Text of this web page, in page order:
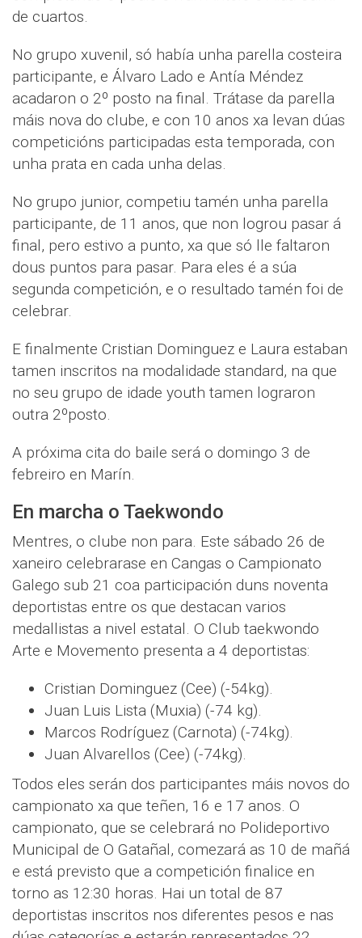
de cuartos.
No grupo xuvenil, só había unha parella costeira
participante, e Álvaro Lado e Antía Méndez
acadaron o 2º posto na final. Trátase da parella
máis nova do clube, e con 10 anos xa levan dúas
competicións participadas esta temporada, con
unha prata en cada unha delas.
No grupo junior, competiu tamén unha parella
participante, de 11 anos, que non logrou pasar á
final, pero estivo a punto, xa que só lle faltaron
dous puntos para pasar. Para eles é a súa
segunda competición, e o resultado tamén foi de
celebrar.
E finalmente Cristian Dominguez e Laura estaban
tamen inscritos na modalidade standard, na que
no seu grupo de idade youth tamen lograron
outra 2ºposto.
A próxima cita do baile será o domingo 3 de
febreiro en Marín.
En marcha o Taekwondo
Mentres, o clube non para. Este sábado 26 de
xaneiro celebrarase en Cangas o Campionato
Galego sub 21 coa participación duns noventa
deportistas entre os que destacan varios
medallistas a nivel estatal. O Club taekwondo
Arte e Movemento presenta a 4 deportistas:
Cristian Dominguez (Cee) (-54kg).
Juan Luis Lista (Muxia) (-74 kg).
Marcos Rodríguez (Carnota) (-74kg).
Juan Alvarellos (Cee) (-74kg).
Todos eles serán dos participantes máis novos do
campionato xa que teñen, 16 e 17 anos. O
campionato, que se celebrará no Polideportivo
Municipal de O Gatañal, comezará as 10 de mañá
e está previsto que a competición finalice en
torno as 12:30 horas. Hai un total de 87
deportistas inscritos nos diferentes pesos e nas